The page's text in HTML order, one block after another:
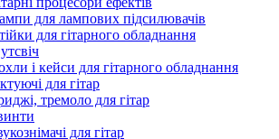
для лампових підсилювачів
для гітарного обладнання
і кейси для гітарного обладнання
для гітар
тремоло для гітар
для гітар